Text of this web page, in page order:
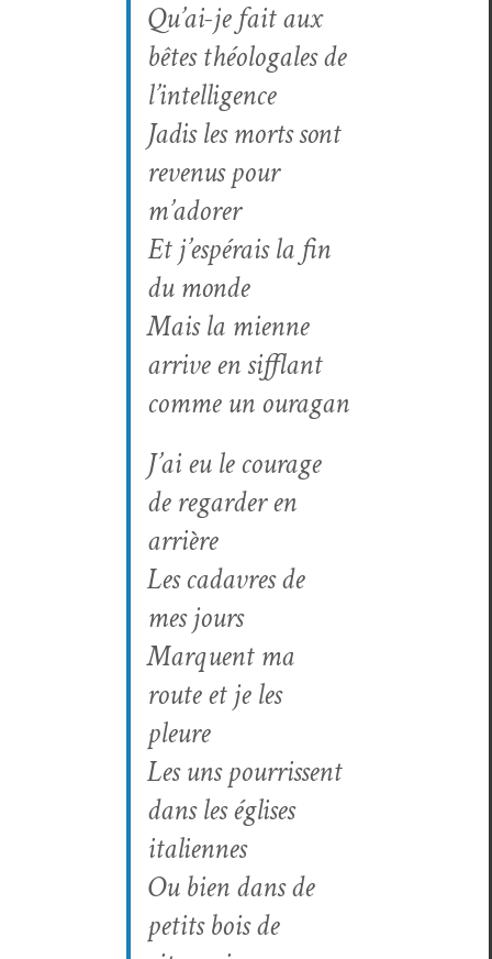
Qu’ai-je fait aux
bêtes théolo­gales de
l’intelligence
Jadis les morts sont
revenus pour
m’adorer
Et j’espérais la fin
du monde
Mais la mienne
arrive en sif­flant
comme un ouragan
J’ai eu le courage
de regarder en
arrière
Les cadavres de
mes jours
Mar­quent ma
route et je les
pleure
Les uns pour­ris­sent
dans les églis­es
italiennes
Ou bien dans de
petits bois de